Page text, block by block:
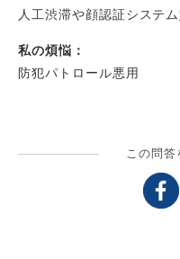
人工渋滞や顔認証システ
たり日本郵政証言してい
域命令して公安防犯やあ
私の煩悩：
防犯パトロール悪用
この問答